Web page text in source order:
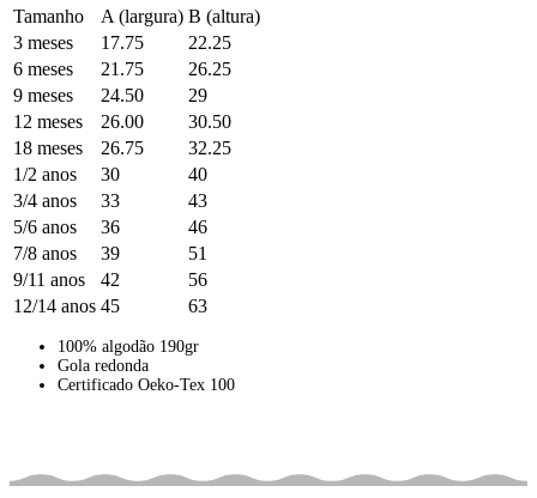
Tamanho A (largura) B (altura)
3 meses
17.75
22.25
6 meses
21.75
26.25
9 meses
24.50
29
12 meses
26.00
30.50
18 meses
26.75
32.25
1/2 anos
30
40
3/4 anos
33
43
5/6 anos
36
46
7/8 anos
39
51
9/11 anos
42
56
12/14 anos 45 63
100% algodão 190gr
Gola redonda
Certificado Oeko-Tex 100